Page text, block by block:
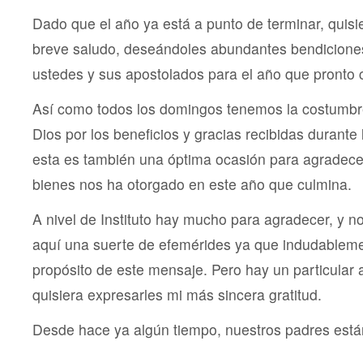
Dado que el año ya está a punto de terminar,
breve saludo, deseándoles abundantes
ustedes y sus apostolados para el año que pronto
Así como todos los domingos tenemos la
Dios por los beneficios y gracias recibidas
esta es también una óptima ocasión para
bienes nos ha otorgado en este año que culmina.
A nivel de Instituto hay mucho para agradecer, y
aquí una suerte de efemérides ya que
propósito de este mensaje. Pero hay un particular
quisiera expresarles mi más sincera gratitud.
Desde hace ya algún tiempo, nuestros padres